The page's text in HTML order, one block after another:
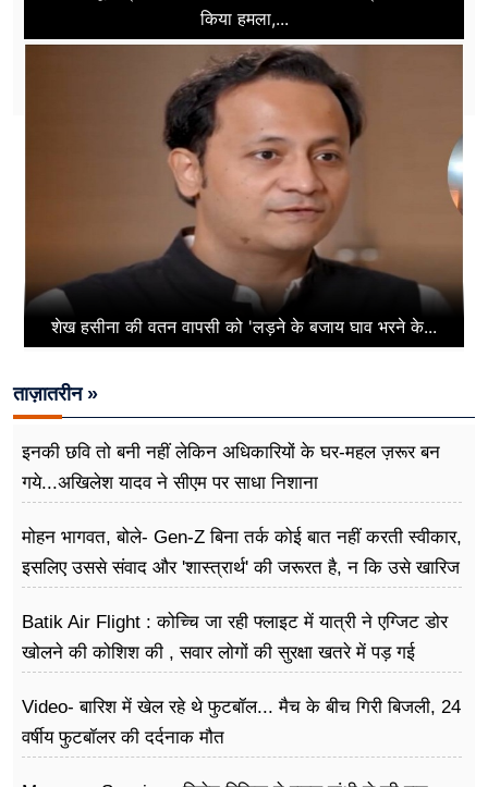
किया हमला,...
शेख हसीना की वतन वापसी को 'लड़ने के बजाय घाव भरने के...
ताज़ातरीन »
इनकी छवि तो बनी नहीं लेकिन अधिकारियों के घर-महल ज़रूर बन
गये...अखिलेश यादव ने सीएम पर साधा​ निशाना
मोहन भागवत, बोले- Gen-Z बिना तर्क कोई बात नहीं करती स्वीकार,
इसलिए उससे संवाद और 'शास्त्रार्थ' की जरूरत है, न कि उसे खारिज
Batik Air Flight : कोच्चि जा रही फ्लाइट में यात्री ने एग्जिट डोर
खोलने की कोशिश की , सवार लोगों की सुरक्षा खतरे में पड़ गई
Video- बारिश में खेल रहे थे फुटबॉल... मैच के बीच गिरी बिजली, 24
वर्षीय फुटबॉलर की दर्दनाक मौत